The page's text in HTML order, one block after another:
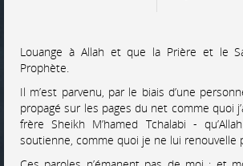
Louange à Allah et que la Prière et le
Prophète.
Il m’est parvenu, par le biais d’une
propagé sur les pages du net comme quoi
frère Sheikh M’hamed Tchalabi -
soutienne, comme quoi je ne lui renouvelle